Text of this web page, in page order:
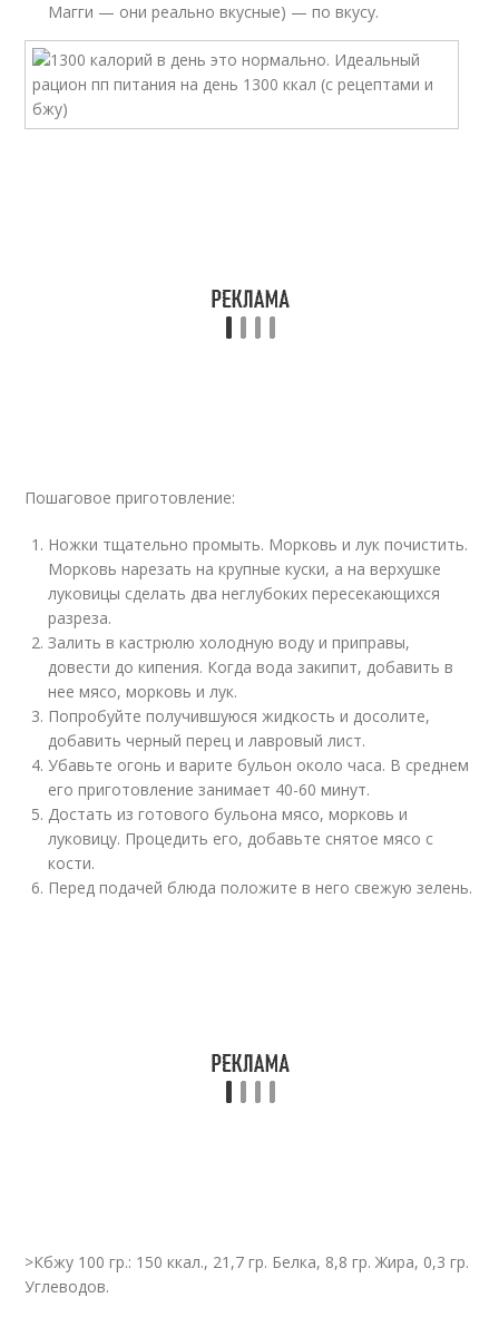
Магги — они реально вкусные) — по вкусу.
Пошаговое приготовление:
Ножки тщательно промыть. Морковь и лук почистить.
Морковь нарезать на крупные куски, а на верхушке
луковицы сделать два неглубоких пересекающихся
разреза.
Залить в кастрюлю холодную воду и приправы,
довести до кипения. Когда вода закипит, добавить в
нее мясо, морковь и лук.
Попробуйте получившуюся жидкость и досолите,
добавить черный перец и лавровый лист.
Убавьте огонь и варите бульон около часа. В среднем
его приготовление занимает 40-60 минут.
Достать из готового бульона мясо, морковь и
луковицу. Процедить его, добавьте снятое мясо с
кости.
Перед подачей блюда положите в него свежую зелень.
>Кбжу 100 гр.: 150 ккал., 21,7 гр. Белка, 8,8 гр. Жира, 0,3 гр.
Углеводов.